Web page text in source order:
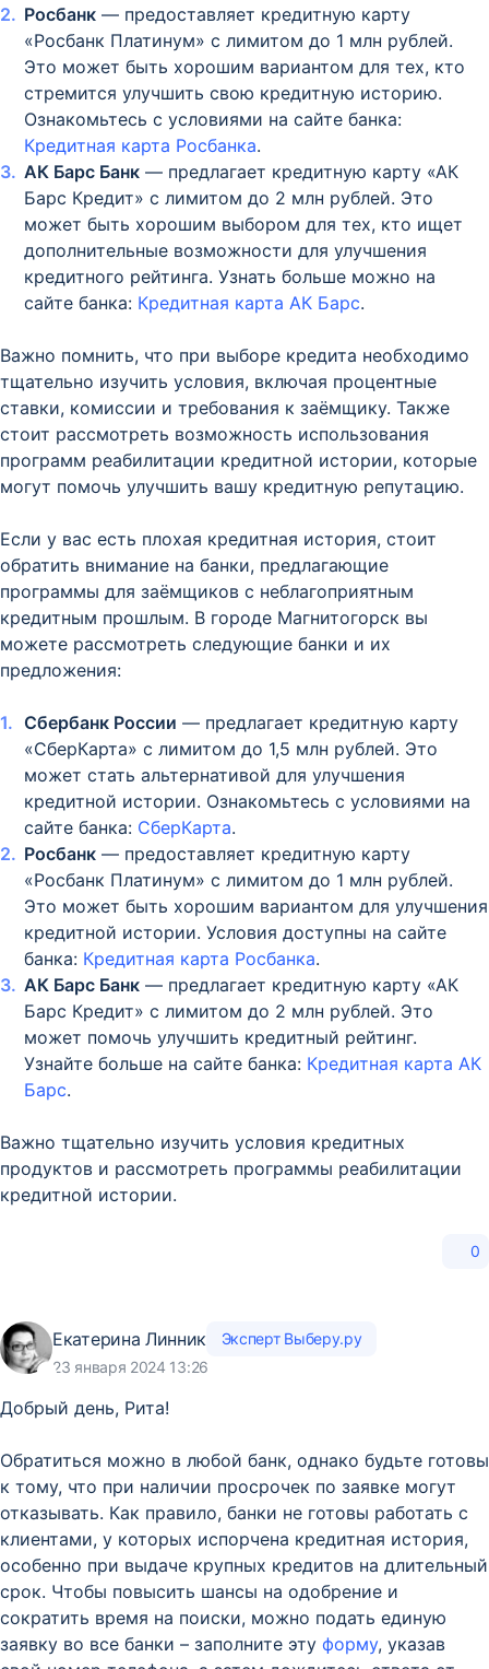
Росбанк — предоставляет кредитную карту
«Росбанк Платинум» с лимитом до 1 млн рублей.
Это может быть хорошим вариантом для тех, кто
стремится улучшить свою кредитную историю.
Ознакомьтесь с условиями на сайте банка:
Кредитная карта Росбанка.
АК Барс Банк — предлагает кредитную карту «АК
Барс Кредит» с лимитом до 2 млн рублей. Это
может быть хорошим выбором для тех, кто ищет
дополнительные возможности для улучшения
кредитного рейтинга. Узнать больше можно на
сайте банка: Кредитная карта АК Барс.
Важно помнить, что при выборе кредита необходимо
тщательно изучить условия, включая процентные
ставки, комиссии и требования к заёмщику. Также
стоит рассмотреть возможность использования
программ реабилитации кредитной истории, которые
могут помочь улучшить вашу кредитную репутацию.
Если у вас есть плохая кредитная история, стоит
обратить внимание на банки, предлагающие
программы для заёмщиков с неблагоприятным
кредитным прошлым. В городе Магнитогорск вы
можете рассмотреть следующие банки и их
предложения:
Сбербанк России — предлагает кредитную карту
«СберКарта» с лимитом до 1,5 млн рублей. Это
может стать альтернативой для улучшения
кредитной истории. Ознакомьтесь с условиями на
сайте банка: СберКарта.
Росбанк — предоставляет кредитную карту
«Росбанк Платинум» с лимитом до 1 млн рублей.
Это может быть хорошим вариантом для улучшения
кредитной истории. Условия доступны на сайте
банка: Кредитная карта Росбанка.
АК Барс Банк — предлагает кредитную карту «АК
Барс Кредит» с лимитом до 2 млн рублей. Это
может помочь улучшить кредитный рейтинг.
Узнайте больше на сайте банка: Кредитная карта АК
Барс.
Важно тщательно изучить условия кредитных
продуктов и рассмотреть программы реабилитации
кредитной истории.
0
Екатерина Линник
Эксперт Выберу.ру
23 января 2024 13:26
Добрый день, Рита!
Обратиться можно в любой банк, однако будьте готовы
к тому, что при наличии просрочек по заявке могут
отказывать. Как правило, банки не готовы работать с
клиентами, у которых испорчена кредитная история,
особенно при выдаче крупных кредитов на длительный
срок. Чтобы повысить шансы на одобрение и
сократить время на поиски, можно подать единую
заявку во все банки – заполните эту форму, указав